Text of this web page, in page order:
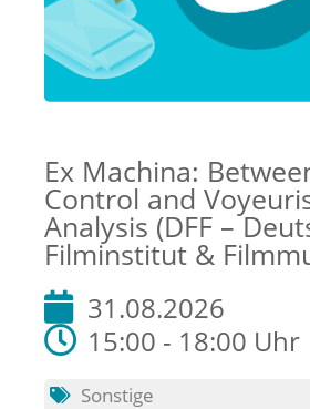
Ex Machina:
Control and
Analysis (DFF –
Filminstitut &
31.08.2026
15:00 - 18:00 Uhr
Sonstige